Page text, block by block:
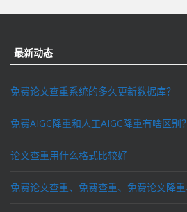
最新动态
免费论文查重系统的多久更新数据库？
免费AIGC降重和人工AIGC降重有啥区别？
论文查重用什么格式比较好